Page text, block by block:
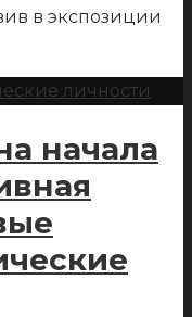
в экспозиции
начала